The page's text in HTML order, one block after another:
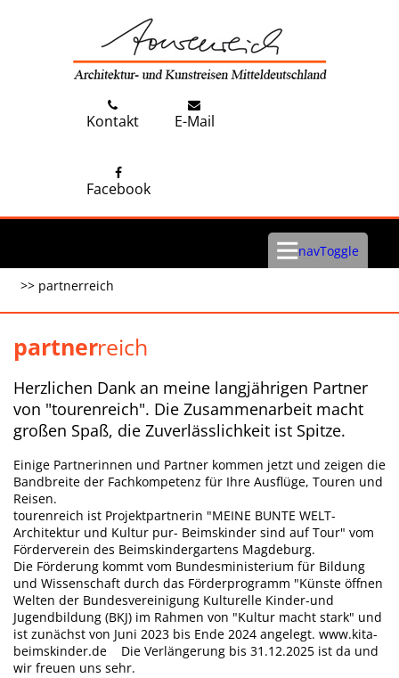
Kontakt E-Mail
Facebook
navToggle
partner
partner
Herzlichen Dank an meine langjährigen Partner
von "tourenreich". Die Zusammenarbeit macht
großen Spaß, die Zuverlässlichkeit ist Spitze.
Einige Partnerinnen und Partner kommen jetzt und zeigen die
Bandbreite der Fachkompetenz für Ihre Ausflüge, Touren und
Reisen.
tourenreich ist Projektpartnerin "MEINE BUNTE WELT-
Architektur und Kultur pur- Beimskinder sind auf Tour" vom
Förderverein des Beimskindergartens Magdeburg.
Die Förderung kommt vom Bundesministerium für Bildung
und Wissenschaft durch das Förderprogramm "Künste öffnen
Welten der Bundesvereinigung Kulturelle Kinder-und
Jugendbildung (BKJ) im Rahmen von "Kultur macht stark" und
ist zunächst von Juni 2023 bis Ende 2024 angelegt. www.kita-
beimskinder.de Die Verlängerung bis 31.12.2025 ist da und
wir freuen uns sehr.